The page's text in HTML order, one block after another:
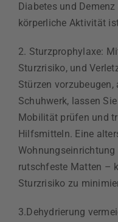
Diabetes und
körperliche Aktivität
2. Sturzprophylaxe:
Sturzrisiko, und
Stürzen
Schuhwerk, lassen
Mobilität prüfen und
Hilfsmitteln. Eine
rutschfeste Matten –
Sturzrisiko zu
3.Dehydrierung